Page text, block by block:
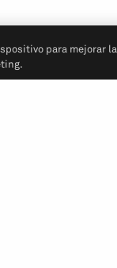
para mejorar la